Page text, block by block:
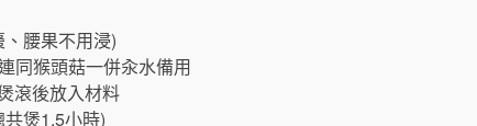
腰果不用浸)
同猴頭菇一併汆水備用
滾後放入材料
煲1.5小時)